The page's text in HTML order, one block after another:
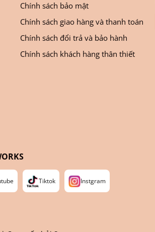
Chính sách bảo mật
Chính sách giao hàng và thanh toán
Chính sách đổi trả và bảo hành
Chính sách khách hàng thân thiết
Tiktok Instgram